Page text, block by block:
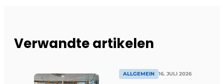
Verwandte artikelen
ALLGEMEIN 16. JULI 2026